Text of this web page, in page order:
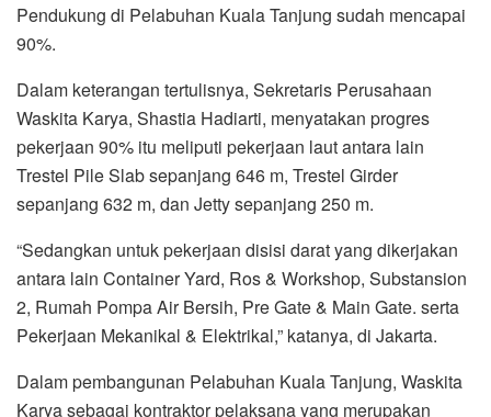
Pendukung di Pelabuhan Kuala Tanjung sudah mencapai
90%.
Dalam keterangan tertulisnya, Sekretaris Perusahaan
Waskita Karya, Shastia Hadiarti, menyatakan progres
pekerjaan 90% itu meliputi pekerjaan laut antara lain
Trestel Pile Slab sepanjang 646 m, Trestel Girder
sepanjang 632 m, dan Jetty sepanjang 250 m.
“Sedangkan untuk pekerjaan disisi darat yang dikerjakan
antara lain Container Yard, Ros & Workshop, Substansion
2, Rumah Pompa Air Bersih, Pre Gate & Main Gate. serta
Pekerjaan Mekanikal & Elektrikal,” katanya, di Jakarta.
Dalam pembangunan Pelabuhan Kuala Tanjung, Waskita
Karya sebagai kontraktor pelaksana yang merupakan